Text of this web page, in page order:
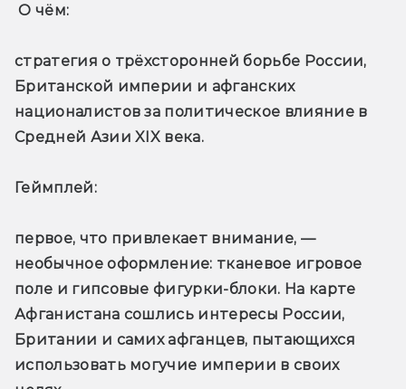
О чём:
стратегия о трёхсторонней борьбе России,
Британской империи и афганских
националистов за политическое влияние в
Средней Азии XIX века.
Геймплей:
первое, что привлекает внимание, —
необычное оформление: тканевое игровое
поле и гипсовые фигурки-блоки. На карте
Афганистана сошлись интересы России,
Британии и самих афганцев, пытающихся
использовать могучие империи в своих